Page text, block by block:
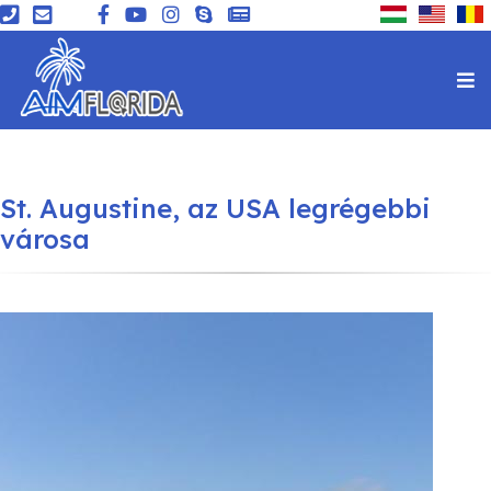
St. Augustine, az USA legrégebbi
városa